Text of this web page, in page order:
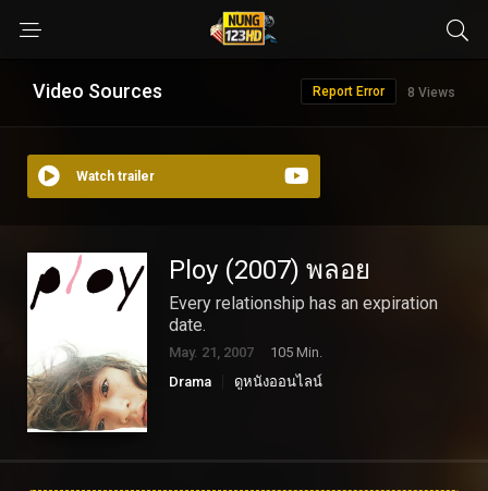
Video Sources 8 Views
Report Error
Watch trailer
Ploy (2007) พลอย
Every relationship has an expiration
date.
May. 21, 2007
105 Min.
Drama
ดูหนังออนไลน์